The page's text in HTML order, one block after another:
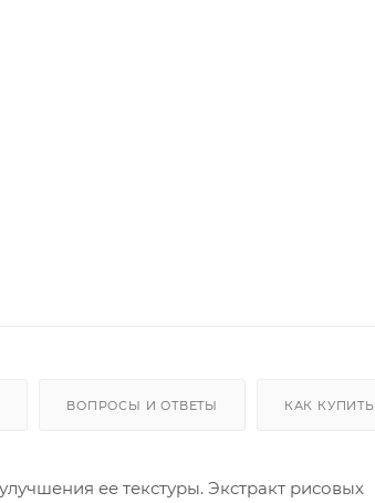
ВОПРОСЫ И ОТВЕТЫ КАК КУПИТЬ
ее текстуры. Экстракт рисовых